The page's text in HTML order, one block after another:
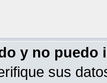
y no puedo
sus